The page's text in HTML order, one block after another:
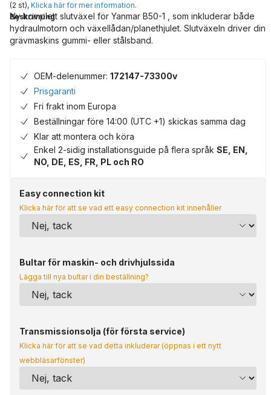
(2 st), Klicka här för mer information.
Beskrivning
Ny komplett slutväxel för Yanmar B50-1 , som inkluderar både
hydraulmotorn och växellådan/planethjulet. Slutväxeln driver din
grävmaskins gummi- eller stålsband.
OEM-delenummer: 172147-73300v
Prisgaranti
Fri frakt inom Europa
Beställningar före 14:00 (UTC +1) skickas samma dag
Klar att montera och köra
Enkel 2-sidig installationsguide på flera språk SE, EN,
NO, DE, ES, FR, PL och RO
Easy connection kit
Klicka här för att se vad ett easy connection kit innehåller
Bultar för maskin- och drivhjulssida
Lägga till nya bultar i din beställning?
Transmissionsolja (för första service)
Klicka här för att se vad detta inkluderar (öppnas i ett nytt
webbläsarfönster)